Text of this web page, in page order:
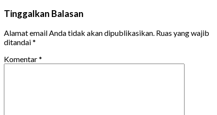
Tinggalkan Balasan
Alamat email Anda tidak akan dipublikasikan. Ruas yang wajib
ditandai*
Komentar*